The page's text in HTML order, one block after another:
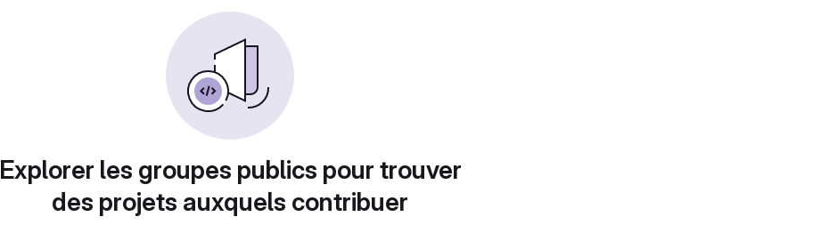
Explorer les groupes publics pour trouver
des projets auxquels contribuer